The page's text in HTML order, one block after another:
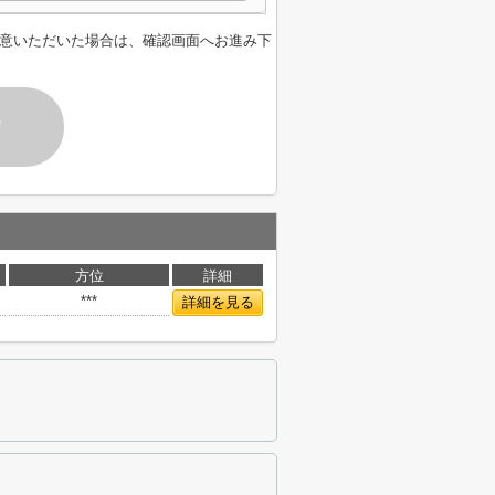
いただいた場合は、確認画面へお進み下
方位
詳細
***
詳細を見る